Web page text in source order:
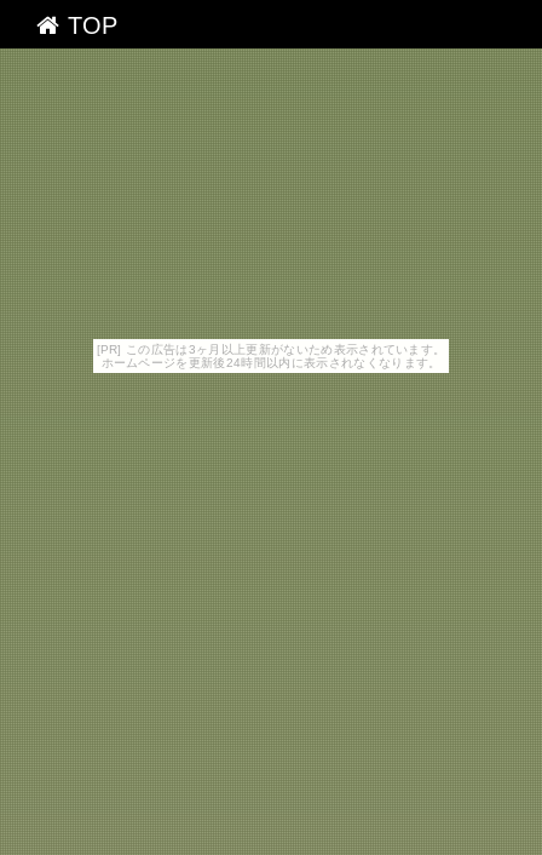
[PR] この広告は3ヶ月以上更新がないため表示されています。
ホームページを更新後24時間以内に表示されなくなります。
TOP